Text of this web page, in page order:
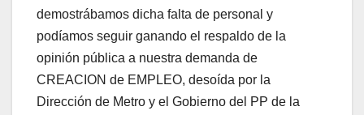
demostrábamos dicha falta de personal y
podíamos seguir ganando el respaldo de la
opinión pública a nuestra demanda de
CREACION de EMPLEO, desoída por la
Dirección de Metro y el Gobierno del PP de la